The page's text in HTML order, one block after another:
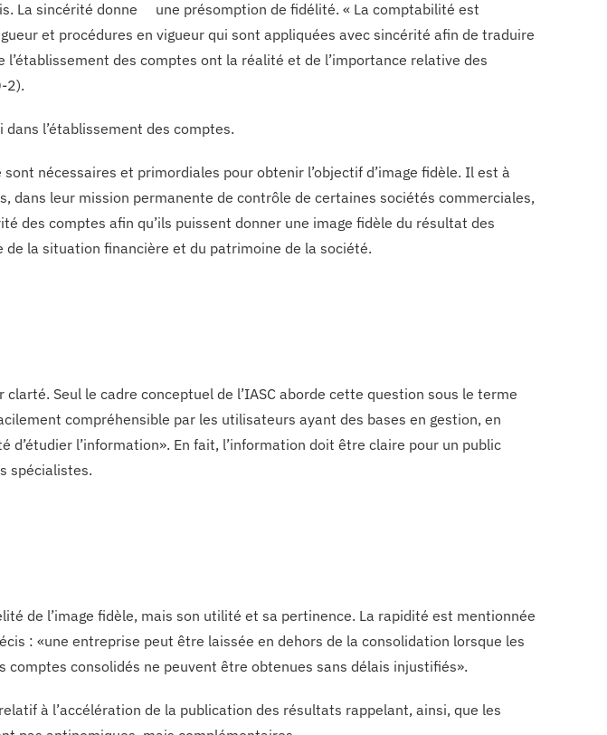
La sincérité donne une présomption de fidélité. « La comptabilité est
et procédures en vigueur qui sont appliquées avec sincérité afin de traduire
l’établissement des comptes ont la réalité et de l’importance relative des
2).
l’établissement des comptes.
nécessaires et primordiales pour obtenir l’objectif d’image fidèle. Il est à
dans leur mission permanente de contrôle de certaines sociétés commerciales,
des comptes afin qu’ils puissent donner une image fidèle du résultat des
de la situation financière et du patrimoine de la société.
Seul le cadre conceptuel de l’IASC aborde cette question sous le terme
compréhensible par les utilisateurs ayant des bases en gestion, en
l’information». En fait, l’information doit être claire pour un public
spécialistes.
de l’image fidèle, mais son utilité et sa pertinence. La rapidité est mentionnée
: «une entreprise peut être laissée en dehors de la consolidation lorsque les
consolidés ne peuvent être obtenues sans délais injustifiés».
à l’accélération de la publication des résultats rappelant, ainsi, que les